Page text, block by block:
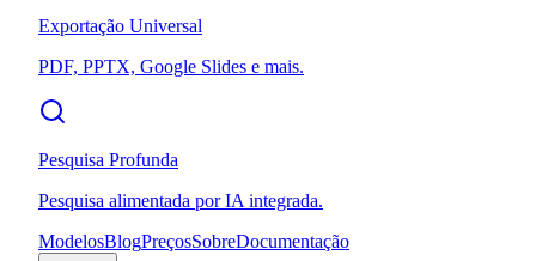
Exportação Universal
PDF, PPTX, Google Slides e mais.
Pesquisa Profunda
Pesquisa alimentada por IA integrada.
ModelosBlogPreçosSobreDocumentação